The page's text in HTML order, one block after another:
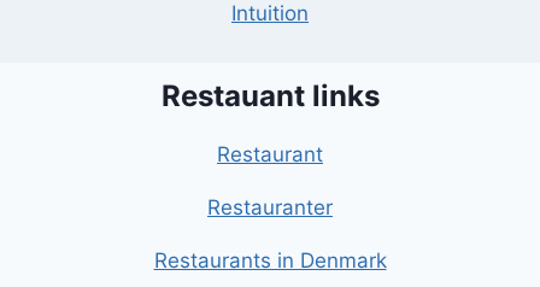
Intuition
Restauant links
Restaurant
Restauranter
Restaurants in Denmark